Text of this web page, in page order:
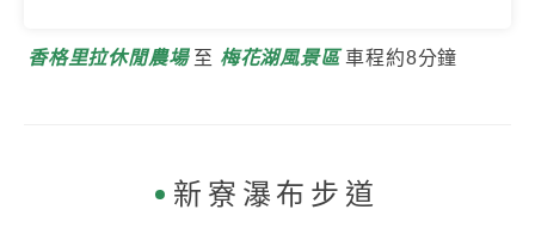
香格里拉休閒農場至 梅花湖風景區車程約8分鐘
新寮瀑布步道